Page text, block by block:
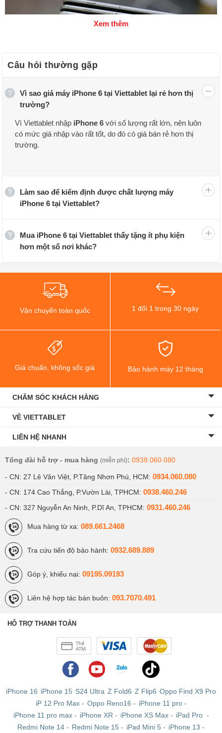
Thông số kỹ thuật của iPhone 6:
Điện thoại iPhone 6 có màn hình IPS LCD 4.7 inch độ
dung lượng 1810 mAh. Model này cũng có công nghệ
bảo mật vân tay ở nút Home.
Về khả năng chụp ảnh, iPhone 6 xách tay có camera
chính độ phân giải 8 MP, f/2.2 tích hợp đèn Dual-LED
phân giải 1.2 MP ở mặt trước. Camera của máy cho khả
năng chụp ảnh ấn tượng, hỗ trợ quay phim chất lượng
Full HD.1080p@60fps, 720p@240fps.
Có mấy loại iPhone 6 tại Viettablet?
16/32/64GB, đủ màu để bạn lựa chọn theo nhu cầu sử
dụng và sở thích của mình.
Xem thêm
Câu hỏi thường gặp
Vì sao giá máy iPhone 6 tại Viettablet lại rẻ hơn thị
trường?
Vì Viettablet nhập iPhone 6 với số lượng rất lớn, nên luôn
có mức giá nhập vào rất tốt, do đó có giá bán rẻ hơn thị
trường.
Làm sao để kiểm định được chất lượng máy
iPhone 6 tại Viettablet?
Mua iPhone 6 tại Viettablet thấy tặng ít phụ kiện
hơn một số nơi khác?
Vận chuyển toàn quốc 1 đổi 1 trong 30 ngày
Giá chuẩn, không sốc giá Bảo hành máy 12 tháng
CHĂM SÓC KHÁCH HÀNG
VỀ VIETTABLET
LIÊN HỆ NHANH
Tổng đài hỗ trợ - mua hàng (miễn phí): 0938.060.080
- CN: 27 Lê Văn Việt, P.Tăng Nhơn Phú, HCM: 0934.060.080
- CN: 174 Cao Thắng, P.Vườn Lài, TPHCM: 0938.460.246
- CN: 327 Nguyễn An Ninh, P.Dĩ An, TPHCM: 0931.460.246
Mua hàng từ xa: 089.661.2468
Tra cứu tiến độ bảo hành: 0932.689.889
Góp ý, khiếu nại: 09195.09193
Liên hệ hợp tác bán buôn: 093.7070.491
HỖ TRỢ THANH TOÁN
iPhone 16 iPhone 15 S24 Ultra Z Fold6 Z Flip6 Oppo Find X9 Pro
iP 12 Pro Max- Oppo Reno16 - iPhone 11 pro-
iPhone 11 pro max- iPhone XR - iPhone XS Max- iPad Pro -
Redmi Note 14 - Redmi Note 15 - iPad Mini 5 - iPhone 13 -